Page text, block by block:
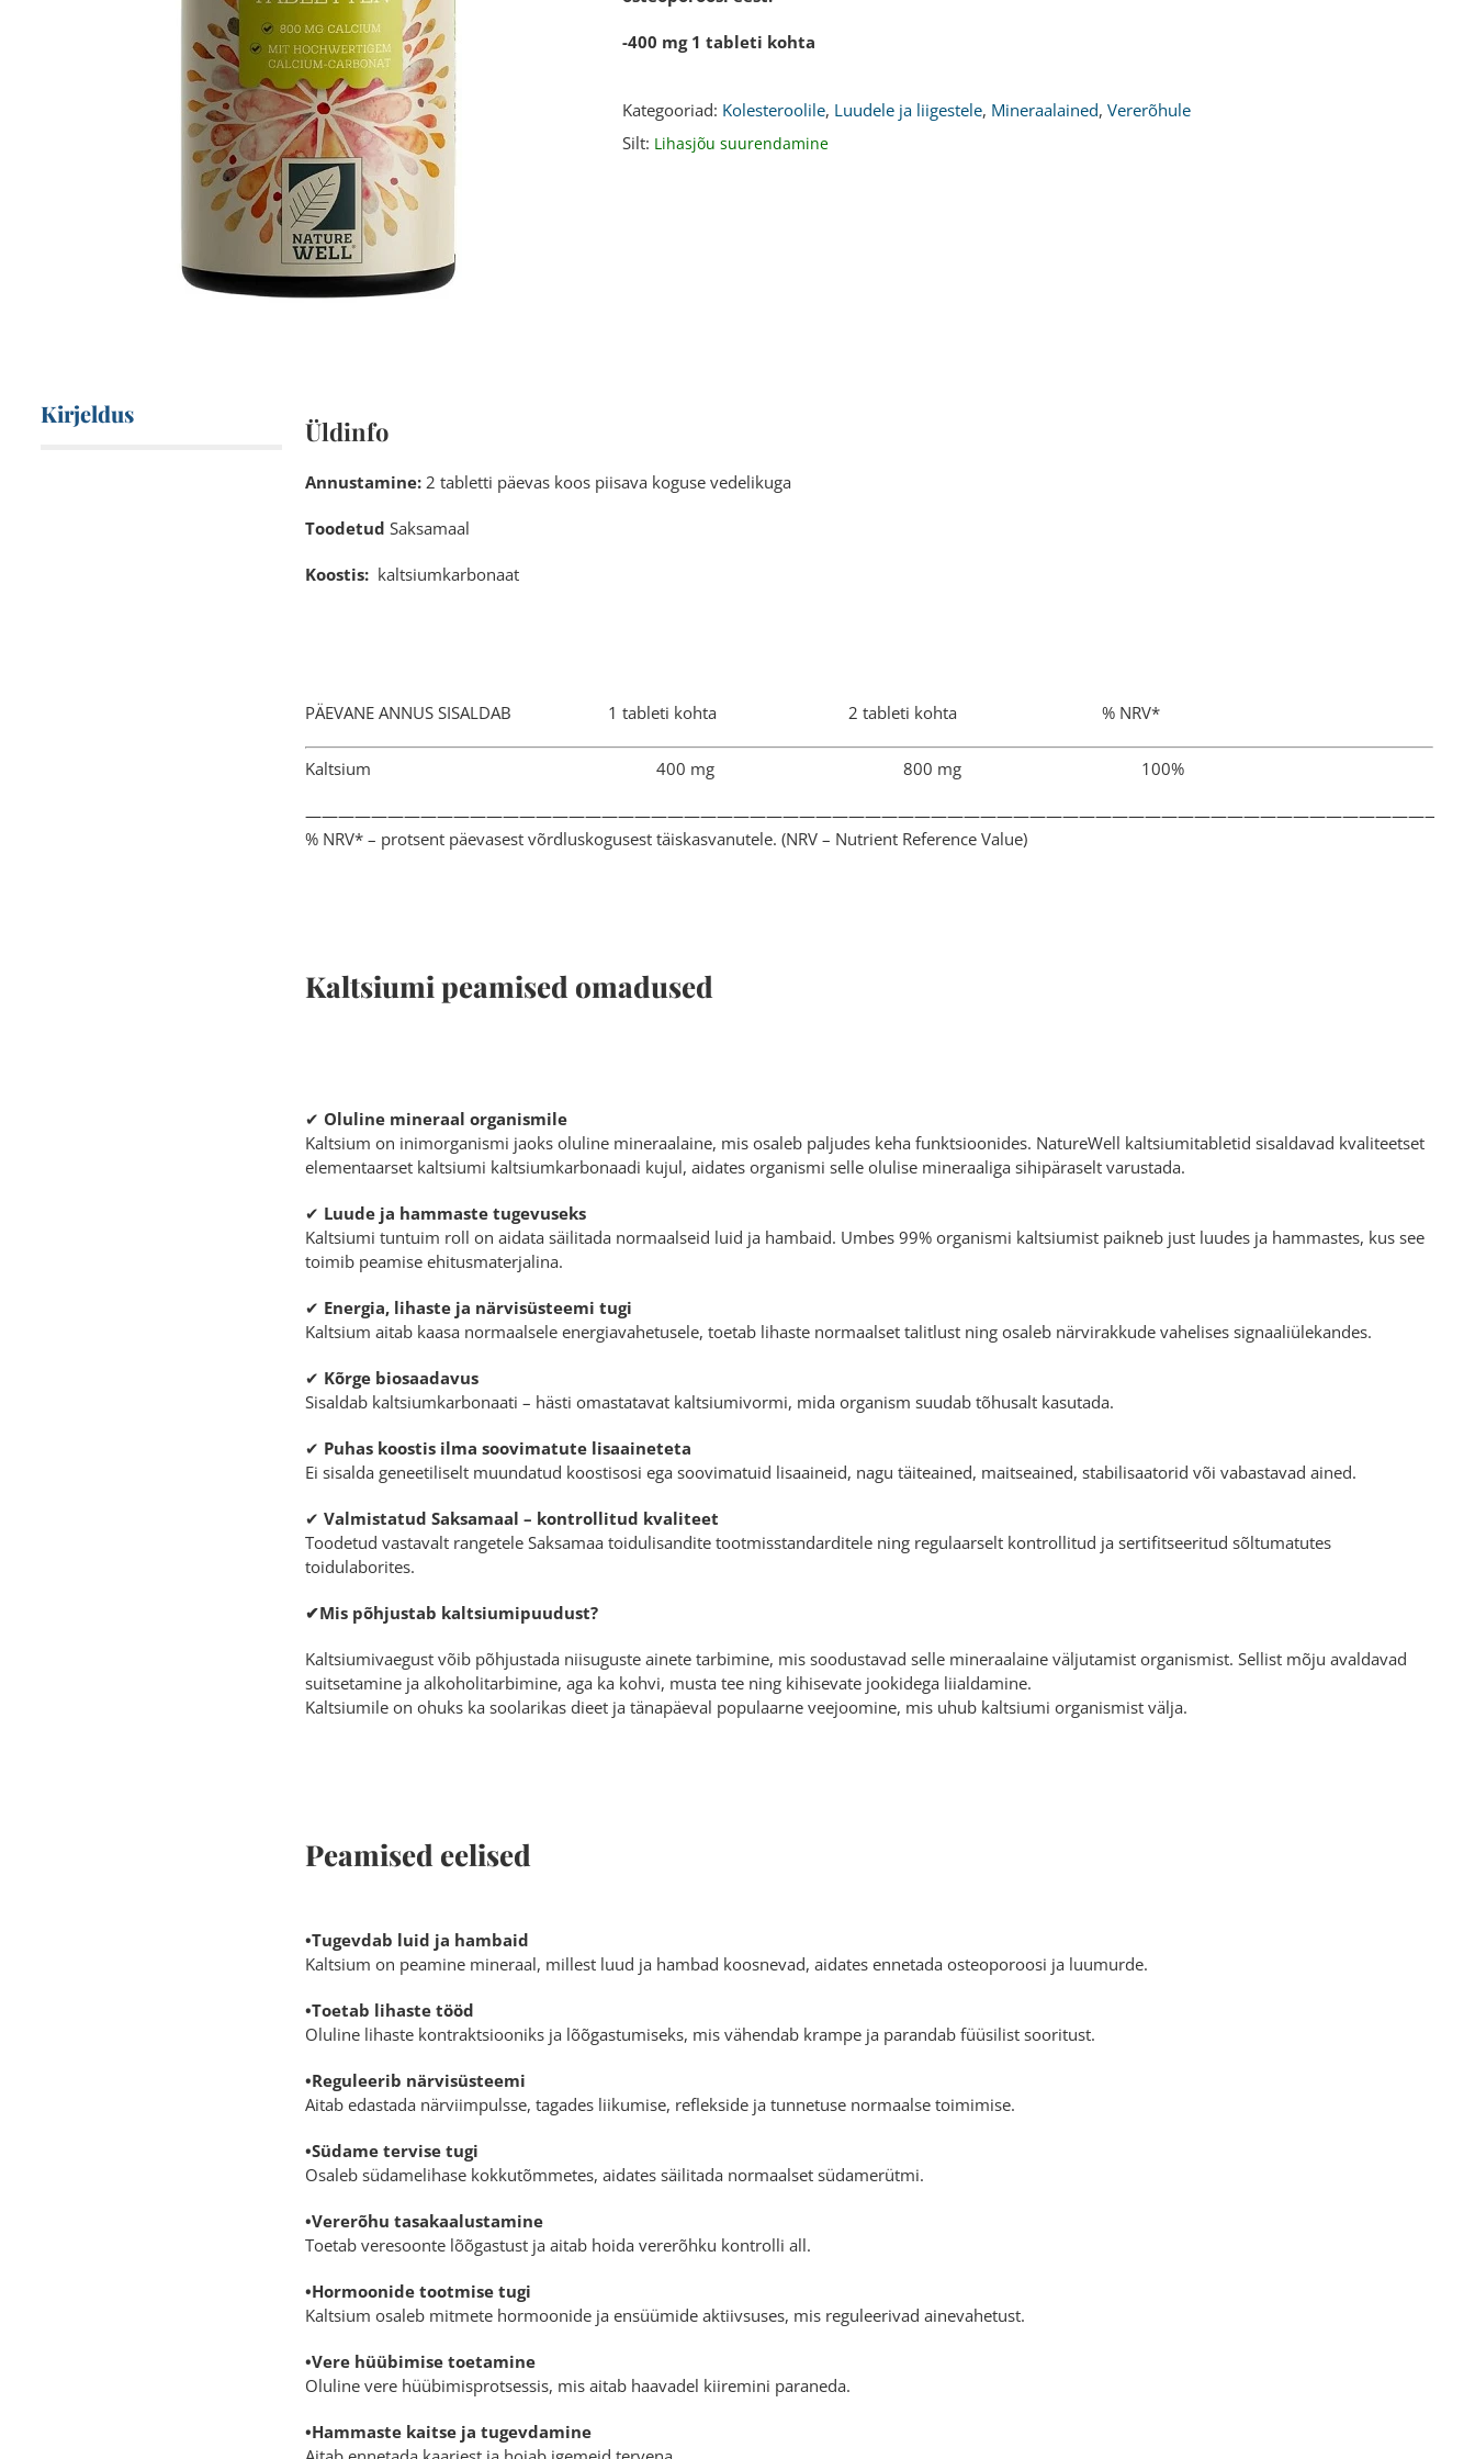
-400 mg 1 tableti kohta
Kategooriad: Kolesteroolile, Luudele ja liigestele, Mineraalained, Vererõhule
Silt: Lihasjõu suurendamine
Kirjeldus
Üldinfo
Annustamine: 2 tabletti päevas koos piisava koguse vedelikuga
Toodetud Saksamaal
Koostis: kaltsiumkarbonaat
PÄEVANE ANNUS SISALDAB 1 tableti kohta 2 tableti kohta % NRV*
Kaltsium 400 mg 800 mg 100%
% NRV* – protsent päevasest võrdluskogusest täiskasvanutele. (NRV – Nutrient Reference Value)
Kaltsiumi peamised omadused
✔ Oluline mineraal organismile
Kaltsium on inimorganismi jaoks oluline mineraalaine, mis osaleb paljudes keha funktsioonides. NatureWell kaltsiumitabletid sisaldavad kvaliteetset
elementaarset kaltsiumi kaltsiumkarbonaadi kujul, aidates organismi selle olulise mineraaliga sihipäraselt varustada.
✔ Luude ja hammaste tugevuseks
Kaltsiumi tuntuim roll on aidata säilitada normaalseid luid ja hambaid. Umbes 99% organismi kaltsiumist paikneb just luudes ja hammastes, kus see
toimib peamise ehitusmaterjalina.
✔ Energia, lihaste ja närvisüsteemi tugi
Kaltsium aitab kaasa normaalsele energiavahetusele, toetab lihaste normaalset talitlust ning osaleb närvirakkude vahelises signaaliülekandes.
✔ Kõrge biosaadavus
Sisaldab kaltsiumkarbonaati – hästi omastatavat kaltsiumivormi, mida organism suudab tõhusalt kasutada.
✔ Puhas koostis ilma soovimatute lisaaineteta
Ei sisalda geneetiliselt muundatud koostisosi ega soovimatuid lisaaineid, nagu täiteained, maitseained, stabilisaatorid või vabastavad ained.
✔ Valmistatud Saksamaal – kontrollitud kvaliteet
Toodetud vastavalt rangetele Saksamaa toidulisandite tootmisstandarditele ning regulaarselt kontrollitud ja sertifitseeritud sõltumatutes
toidulaborites.
✔Mis põhjustab kaltsiumipuudust?
Kaltsiumivaegust võib põhjustada niisuguste ainete tarbimine, mis soodustavad selle mineraalaine väljutamist organismist. Sellist mõju avaldavad
suitsetamine ja alkoholitarbimine, aga ka kohvi, musta tee ning kihisevate jookidega liialdamine.
Kaltsiumile on ohuks ka soolarikas dieet ja tänapäeval populaarne veejoomine, mis uhub kaltsiumi organismist välja.
Peamised eelised
•Tugevdab luid ja hambaid
Kaltsium on peamine mineraal, millest luud ja hambad koosnevad, aidates ennetada osteoporoosi ja luumurde.
•Toetab lihaste tööd
Oluline lihaste kontraktsiooniks ja lõõgastumiseks, mis vähendab krampe ja parandab füüsilist sooritust.
•Reguleerib närvisüsteemi
Aitab edastada närviimpulsse, tagades liikumise, reflekside ja tunnetuse normaalse toimimise.
•Südame tervise tugi
Osaleb südamelihase kokkutõmmetes, aidates säilitada normaalset südamerütmi.
•Vererõhu tasakaalustamine
Toetab veresoonte lõõgastust ja aitab hoida vererõhku kontrolli all.
•Hormoonide tootmise tugi
Kaltsium osaleb mitmete hormoonide ja ensüümide aktiivsuses, mis reguleerivad ainevahetust.
•Vere hüübimise toetamine
Oluline vere hüübimisprotsessis, mis aitab haavadel kiiremini paraneda.
•Hammaste kaitse ja tugevdamine